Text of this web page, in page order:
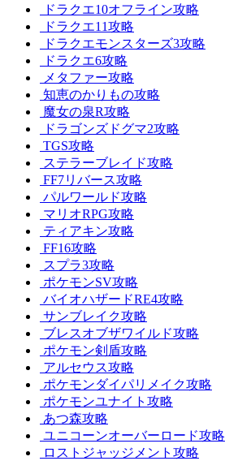
ドラクエ10オフライン攻略
ドラクエ11攻略
ドラクエモンスターズ3攻略
ドラクエ6攻略
メタファー攻略
知恵のかりもの攻略
魔女の泉R攻略
ドラゴンズドグマ2攻略
TGS攻略
ステラーブレイド攻略
FF7リバース攻略
パルワールド攻略
マリオRPG攻略
ティアキン攻略
FF16攻略
スプラ3攻略
ポケモンSV攻略
バイオハザードRE4攻略
サンブレイク攻略
ブレスオブザワイルド攻略
ポケモン剣盾攻略
アルセウス攻略
ポケモンダイパリメイク攻略
ポケモンユナイト攻略
あつ森攻略
ユニコーンオーバーロード攻略
ロストジャッジメント攻略